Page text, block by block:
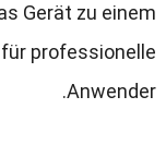
Gerät zu einem
professionelle
Anwender
.